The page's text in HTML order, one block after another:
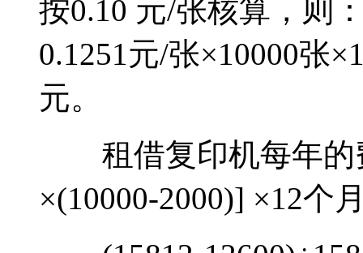
按0.10 元/张核算，则
0.1251元/张×10000张
元。
租借复印机每年的
×(10000-2000)] ×12个